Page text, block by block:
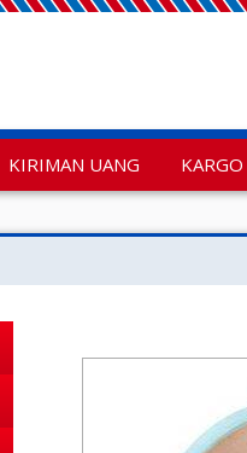
KIRIMAN UANG KARGO